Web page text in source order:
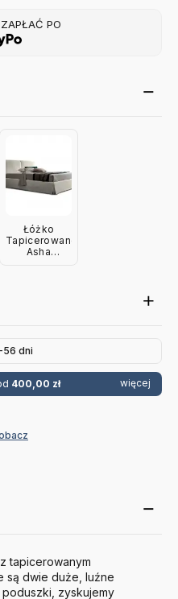
PO
Łóżko
Tapicerowane
Asha
56 dni
400,00 zł więcej
tapicerowanym
są dwie duże, luźne
zyskujemy